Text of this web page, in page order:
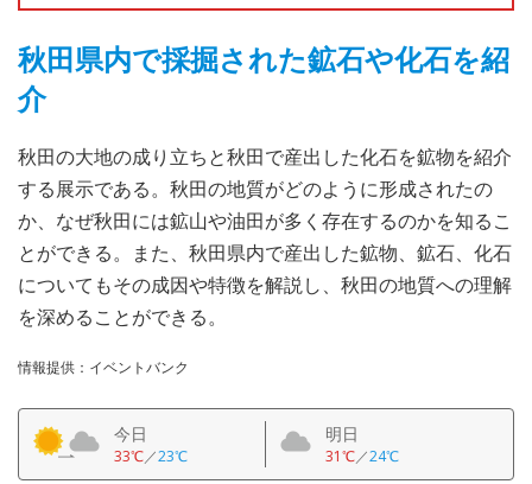
秋田県内で採掘された鉱石や化石を紹
介
秋田の大地の成り立ちと秋田で産出した化石を鉱物を紹介
する展示である。秋田の地質がどのように形成されたの
か、なぜ秋田には鉱山や油田が多く存在するのかを知るこ
とができる。また、秋田県内で産出した鉱物、鉱石、化石
についてもその成因や特徴を解説し、秋田の地質への理解
を深めることができる。
情報提供：イベントバンク
今日
33℃／23℃
明日
31℃／24℃